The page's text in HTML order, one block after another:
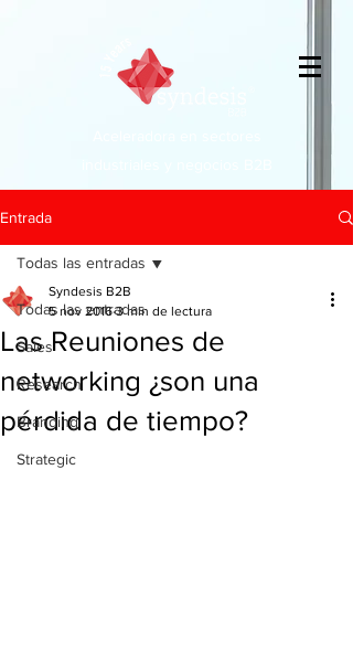
Entrada
Todas las entradas
Sales
Research
Branding
Strategic
Todas las entradas
Las Reuniones de
networking ¿son una
pérdida de tiempo?
Syndesis B2B
5 nov 2016 3 min de lectura